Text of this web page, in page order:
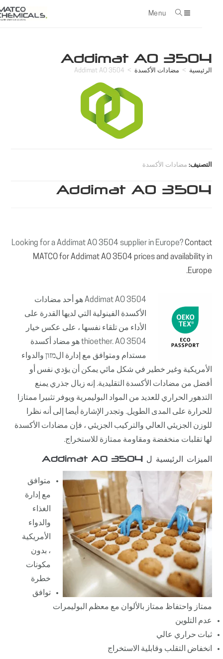
Menu
Addimat AO 3504
الرئيسية > مضادات الأكسدة >
Addimat AO 3504
التصنيف:مضادات الأكسدة
Addimat AO 3504
Looking for a Addimat AO 3504 supplier in Europe?Contact
MATCO for Addimat AO 3504 prices and availability in
Europe.
Addimat AO 3504 هو أحد مضادات
الأكسدة الفينولية التي لديها القدرة على
الأداء من تلقاء نفسها ، على عكس خيار
thioether. AO 3504 هو مضاد أكسدة
مستدام ومتوافق مع إدارة الמזון والدواء
الأمريكية وغير خطير في شكل مائي يمكن أن يؤدي نفس أو
أفضل من مضادات الأكسدة التقليدية. إنه زبال جذري يمنع
التدهور الحراري للعديد من المواد البوليمرية ويوفر تثبيرا ممتازا
للحرارة على المدى الطويل. وتجدر الإشارة أيضا إلى أنه نظرا
للوزن الجزيئي العالي والتركيب الجزيئي ، فإن مضادات الأكسدة
لها تقلبات منخفضة ومقاومة ممتازة للاستخراج.
الميزات الرئيسية ل Addimat AO 3504
متوافق
مع إدارة
الغذاء
والدواء
الأمريكية
، بدون
مكونات
خطرة
توافق
ممتاز واحتفاظ ممتاز بالألوان مع معظم البوليمرات
عدم التلوين
ثبات حراري عالي
انخفاض التقلب وقابلية الاستخراج